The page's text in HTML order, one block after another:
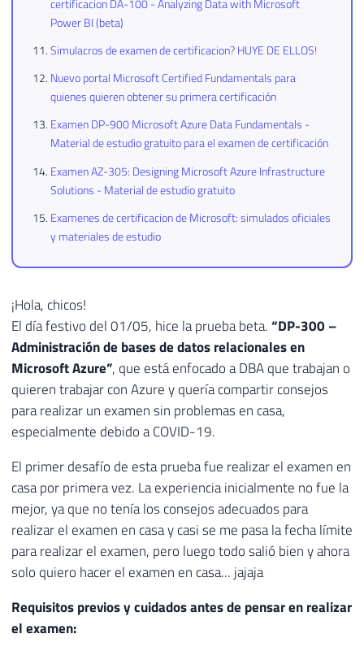
certificacion DA-100 - Analyzing Data with Microsoft
Power BI (beta)
Simulacros de examen de certificacion? HUYE DE ELLOS!
Nuevo portal Microsoft Certified Fundamentals para
quienes quieren obtener su primera certificación
Examen DP-900 Microsoft Azure Data Fundamentals -
Material de estudio gratuito para el examen de certificación
Examen AZ-305: Designing Microsoft Azure Infrastructure
Solutions - Material de estudio gratuito
Examenes de certificacion de Microsoft: simulados oficiales
y materiales de estudio
¡Hola, chicos!
El día festivo del 01/05, hice la prueba beta.“DP-300 –
Administración de bases de datos relacionales en
Microsoft Azure”, que está enfocado a DBA que trabajan o
quieren trabajar con Azure y quería compartir consejos
para realizar un examen sin problemas en casa,
especialmente debido a COVID-19.
El primer desafío de esta prueba fue realizar el examen en
casa por primera vez. La experiencia inicialmente no fue la
mejor, ya que no tenía los consejos adecuados para
realizar el examen en casa y casi se me pasa la fecha límite
para realizar el examen, pero luego todo salió bien y ahora
solo quiero hacer el examen en casa... jajaja
Requisitos previos y cuidados antes de pensar en realizar
el examen: